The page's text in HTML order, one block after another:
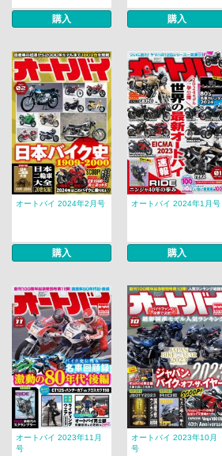
購入 購入
オートバイ 2024年2月号
購入
オートバイ 2024年1月号
購入
オートバイ 2023年11月
号
オートバイ 2023年10月
号